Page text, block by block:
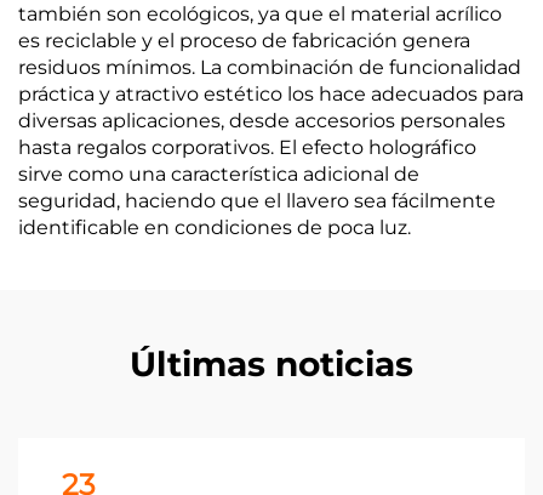
también son ecológicos, ya que el material acrílico
es reciclable y el proceso de fabricación genera
residuos mínimos. La combinación de funcionalidad
práctica y atractivo estético los hace adecuados para
diversas aplicaciones, desde accesorios personales
hasta regalos corporativos. El efecto holográfico
sirve como una característica adicional de
seguridad, haciendo que el llavero sea fácilmente
identificable en condiciones de poca luz.
Últimas noticias
23